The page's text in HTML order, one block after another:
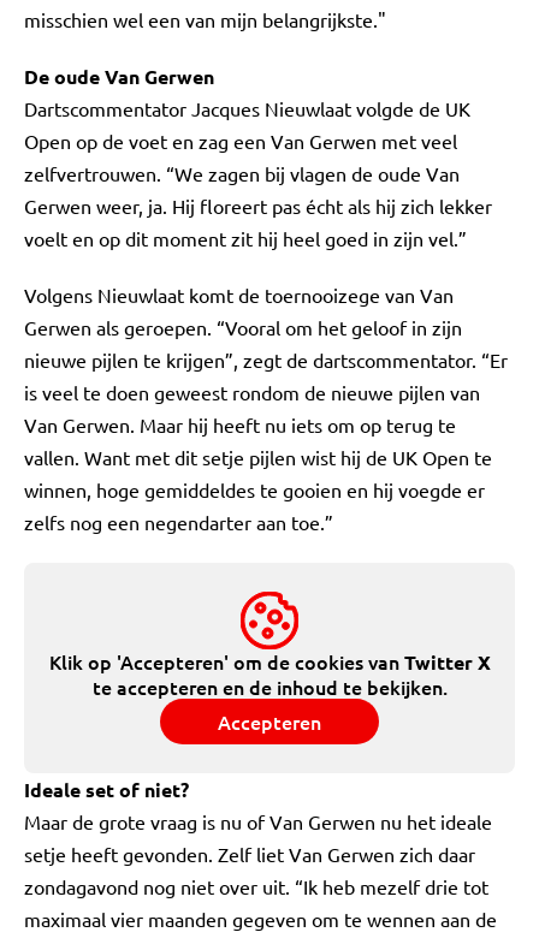
misschien wel een van mijn belangrijkste."
De oude Van Gerwen
Dartscommentator Jacques Nieuwlaat volgde de UK
Open op de voet en zag een Van Gerwen met veel
zelfvertrouwen. “We zagen bij vlagen de oude Van
Gerwen weer, ja. Hij floreert pas écht als hij zich lekker
voelt en op dit moment zit hij heel goed in zijn vel.”
Volgens Nieuwlaat komt de toernooizege van Van
Gerwen als geroepen. “Vooral om het geloof in zijn
nieuwe pijlen te krijgen”, zegt de dartscommentator. “Er
is veel te doen geweest rondom de nieuwe pijlen van
Van Gerwen. Maar hij heeft nu iets om op terug te
vallen. Want met dit setje pijlen wist hij de UK Open te
winnen, hoge gemiddeldes te gooien en hij voegde er
zelfs nog een negendarter aan toe.”
Klik op 'Accepteren' om de cookies vanTwitter X
te accepteren en de inhoud te bekijken.
Accepteren
Ideale set of niet?
Maar de grote vraag is nu of Van Gerwen nu het ideale
setje heeft gevonden. Zelf liet Van Gerwen zich daar
zondagavond nog niet over uit. “Ik heb mezelf drie tot
maximaal vier maanden gegeven om te wennen aan de